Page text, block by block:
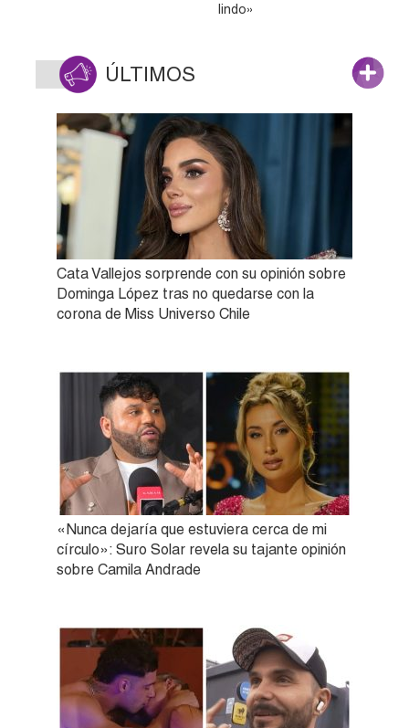
lindo»
ÚLTIMOS
Cata Vallejos sorprende con su opinión sobre
Dominga López tras no quedarse con la
corona de Miss Universo Chile
«Nunca dejaría que estuviera cerca de mi
círculo»: Suro Solar revela su tajante opinión
sobre Camila Andrade